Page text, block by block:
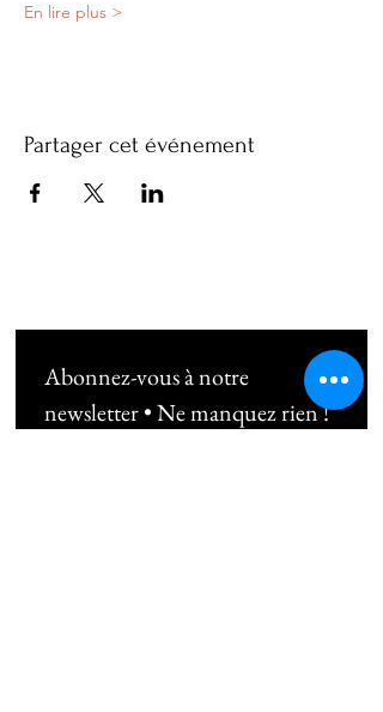
En lire plus >
Partager cet événement
Abonnez-vous à notre
newsletter • Ne manquez rien !